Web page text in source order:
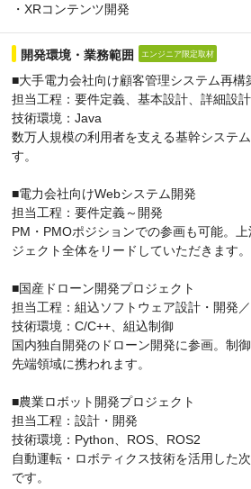
・XRコンテンツ開発
開発環境・業務範囲 エンジニア限定取材
■大手電力会社向け顧客管理システム再構
担当工程：要件定義、基本設計、詳細設
技術環境：Java
数万人規模の利用者を支える基幹システ
す。
■電力会社向けWebシステム開発
担当工程：要件定義～開発
PM・PMOポジションでの参画も可能。
ジェクト全体をリードしていただきます。
■国産ドローン開発プロジェクト
担当工程：組込ソフトウェア設計・開発
技術環境：C/C++、組込制御
国内独自開発のドローン開発に参画。制
先端領域に携われます。
■農業ロボット開発プロジェクト
担当工程：設計・開発
技術環境：Python、ROS、ROS2
自動運転・ロボティクス技術を活用した
です。